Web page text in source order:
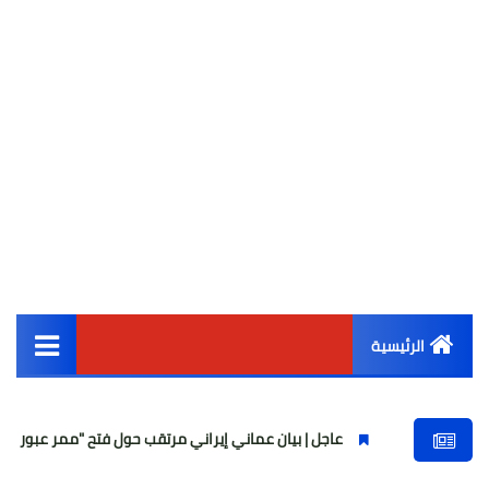
الرئيسية
أخبار مصر
عاجل | بيان عماني إيراني مرتقب حول فتح "ممر عبور مؤقت" في مضيق